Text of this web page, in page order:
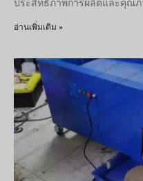
ประสิทธิภาพการผลิตและคุณ
อ่านเพิ่มเติม »